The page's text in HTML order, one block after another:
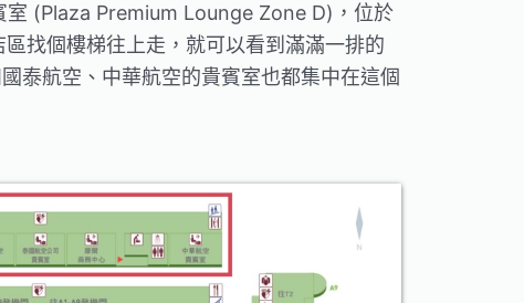
室 (Plaza Premium Lounge Zone D)，位於
找個樓梯往上走，就可以看到滿滿一排的
泰航空、中華航空的貴賓室也都集中在這個